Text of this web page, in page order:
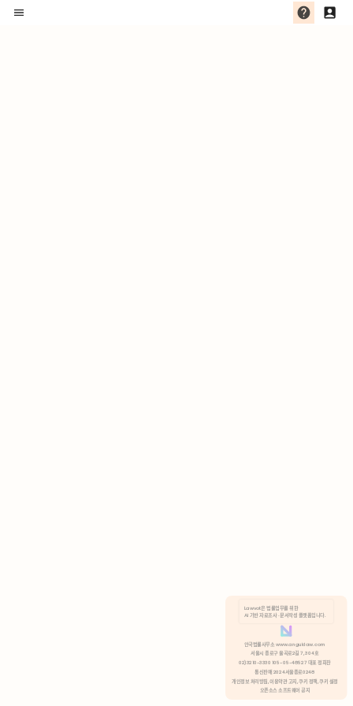
분석 쿠키 허용
Lawvot은 법률업무를 위한
AI 기반 자료조사 · 문서작성 플랫폼입니다.
안국법률사무소 www.anguklaw.com
서울시 종로구 율곡로2길 7, 304호
02)3210-3330 105-05-48527 대표 정희찬
통신판매 2024서울종로0248
개인정보 처리방침, 이용약관 고지, 쿠키 정책, 쿠키 설정
오픈소스 소프트웨어 공지